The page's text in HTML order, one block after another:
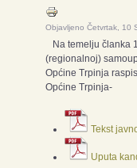
Objavljeno Četvrtak, 10
Na temelju članka
(regionalnoj)
Općine Trpinja
Općine Trpinja-
Tekst
Uputa